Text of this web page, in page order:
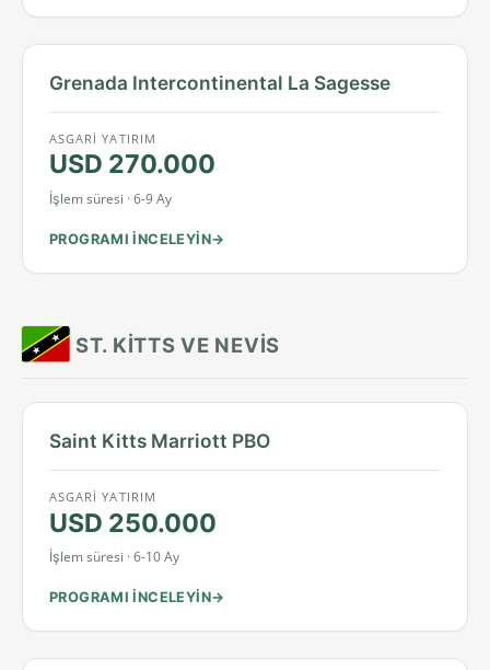
Grenada Intercontinental La Sagesse
ASGARI YATIRIM
USD 270.000
İşlem süresi · 6-9 Ay
PROGRAMI INCELEYIN
ST. KITTS VE NEVIS
Saint Kitts Marriott PBO
ASGARI YATIRIM
USD 250.000
İşlem süresi · 6-10 Ay
PROGRAMI INCELEYIN